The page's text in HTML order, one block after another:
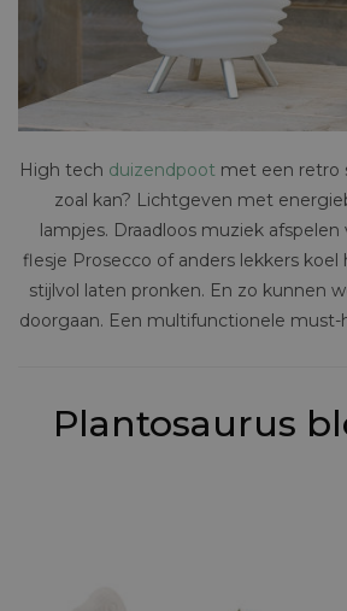
High tech duizendpoot met een retro
zoal kan? Lichtgeven met
lampjes. Draadloos muziek
flesje Prosecco of anders lekkers
stijlvol laten pronken. En zo kunnen
doorgaan. Een multifunctionele must-
Plantosaurus